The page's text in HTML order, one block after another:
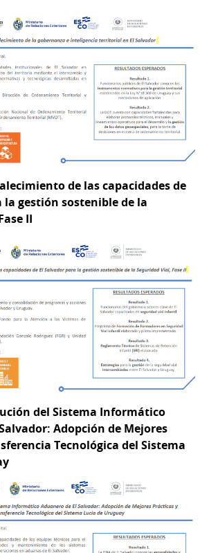
de las capacidades de
la gestión sostenible de la
II
del Sistema Informático
Adopción de Mejores
Tecnológica del Sistema